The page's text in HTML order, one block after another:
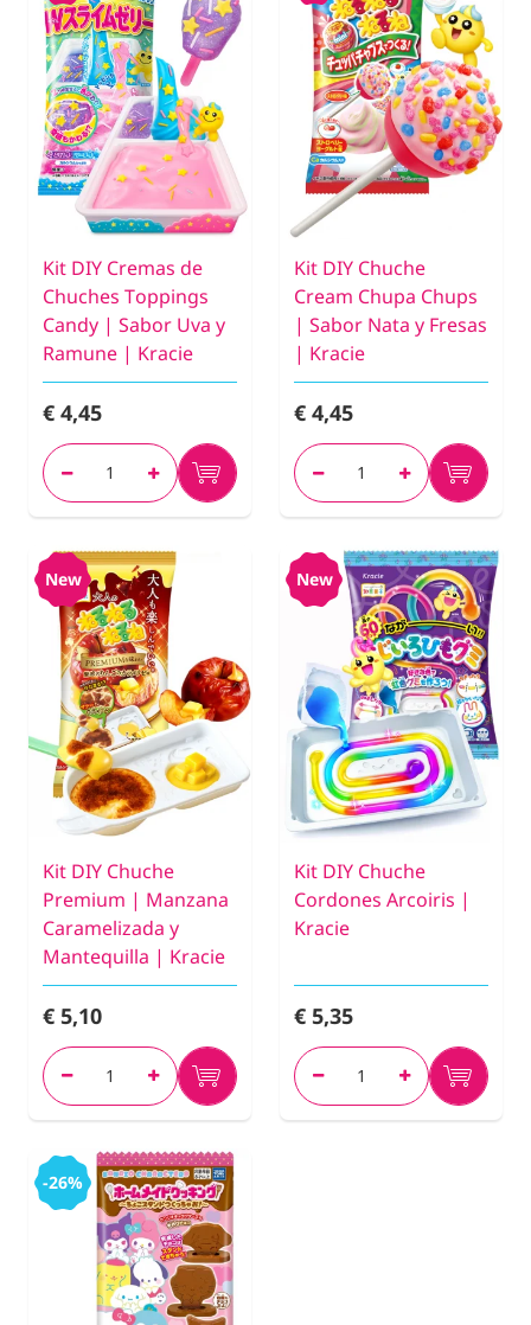
Kit DIY Cremas de
Chuches Toppings
Candy | Sabor Uva y
Ramune | Kracie
€ 4,45
Kit DIY Chuche
Cream Chupa Chups
| Sabor Nata y Fresas
| Kracie
€ 4,45
New
Kit DIY Chuche
Premium | Manzana
Caramelizada y
Mantequilla | Kracie
€ 5,10
New
Kit DIY Chuche
Cordones Arcoiris |
Kracie
€ 5,35
-26%